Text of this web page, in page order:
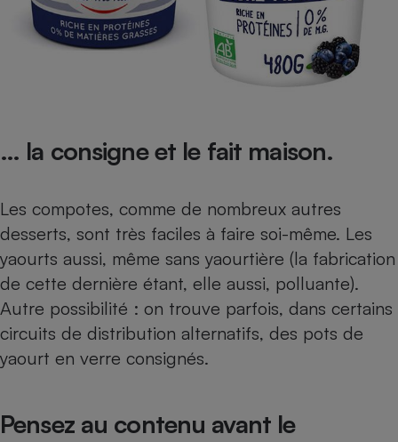
… la consigne et le fait maison.
Les compotes, comme de nombreux autres
desserts, sont très faciles à faire soi-même. Les
yaourts aussi, même sans yaourtière (la fabrication
de cette dernière étant, elle aussi, polluante).
Autre possibilité : on trouve parfois, dans certains
circuits de distribution alternatifs, des pots de
yaourt en verre consignés.
Pensez au contenu avant le